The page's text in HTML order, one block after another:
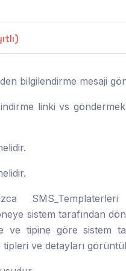
bilgilendirme mesaji
linki vs göndermek
sistem tarafından
tipine göre sistem
ve detayları